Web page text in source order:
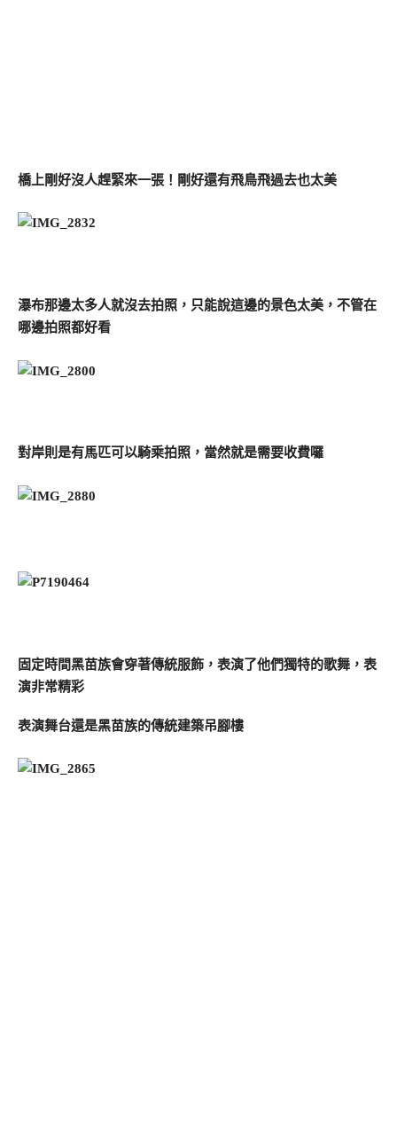
橋上剛好沒人趕緊來一張！剛好還有飛鳥飛過去也太美
瀑布那邊太多人就沒去拍照，只能說這邊的景色太美，不管在
哪邊拍照都好看
對岸則是有馬匹可以騎乘拍照，當然就是需要收費囉
固定時間黑苗族會穿著傳統服飾，表演了他們獨特的歌舞，表
演非常精彩
表演舞台還是黑苗族的傳統建築吊腳樓